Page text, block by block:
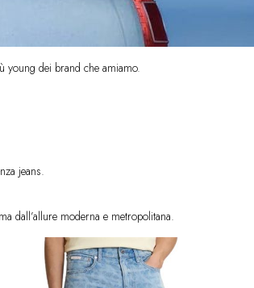
young dei brand che amiamo.
jeans.
dall’allure moderna e metropolitana.